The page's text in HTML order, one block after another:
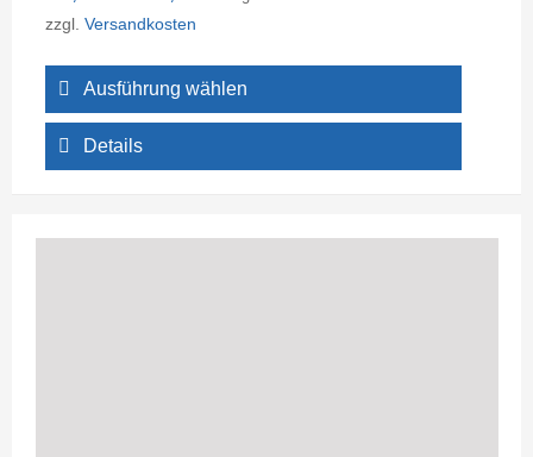
zzgl. Versandkosten
Ausführung wählen
Details